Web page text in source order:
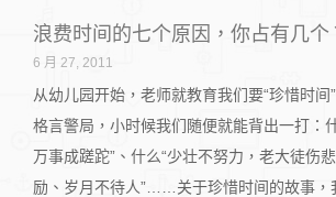
浪费时间的七个原因，你占有几个
6 月 27, 2011
从幼儿园开始，老师就教育我们要“珍惜时间
格言警局，小时候我们随便就能背出一打：
万事成蹉跎”、什么“少壮不努力，老大徒伤
励、岁月不待人”……关于珍惜时间的故事，